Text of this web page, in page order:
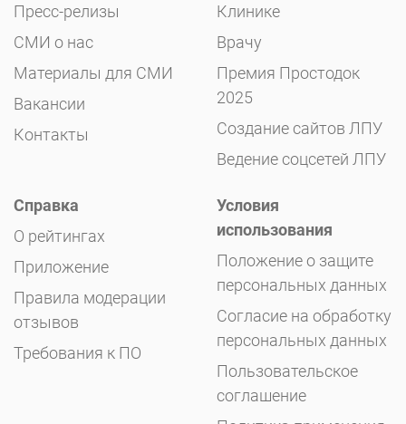
Пресс-релизы
СМИ о нас
Материалы для СМИ
Вакансии
Контакты
Клинике
Врачу
Премия Простодок
2025
Создание сайтов ЛПУ
Ведение соцсетей ЛПУ
Справка
О рейтингах
Приложение
Правила модерации
отзывов
Требования к ПО
Условия
использования
Положение о защите
персональных данных
Согласие на обработку
персональных данных
Пользовательское
соглашение